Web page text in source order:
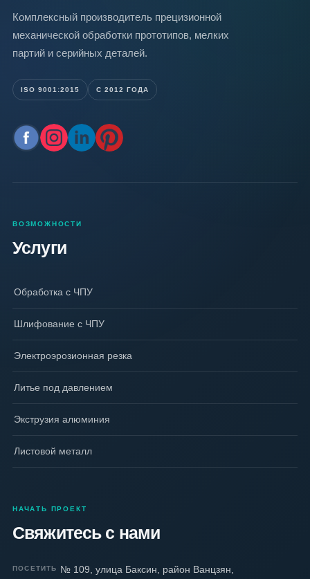
Комплексный производитель прецизионной
механической обработки прототипов, мелких
партий и серийных деталей.
ISO 9001:2015 С 2012 ГОДА
ВОЗМОЖНОСТИ
Услуги
Обработка с ЧПУ
Шлифование с ЧПУ
Электроэрозионная резка
Литье под давлением
Экструзия алюминия
Листовой металл
НАЧАТЬ ПРОЕКТ
Свяжитесь с нами
ПОСЕТИТЬ № 109, улица Баксин, район Ванцзян,